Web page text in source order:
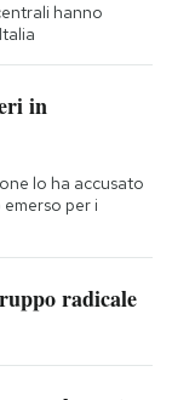
hanno
in
lo ha accusato
per i
radicale